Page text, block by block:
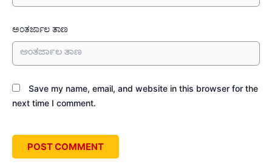
ಅಂತರ್ಜಾಲ ತಾಣ
Save my name, email, and website in this browser for the
next time I comment.